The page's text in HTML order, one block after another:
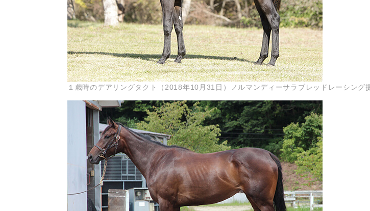
１歳時のデアリングタクト（2018年10月31日）ノルマンディーサラブレッドレーシング